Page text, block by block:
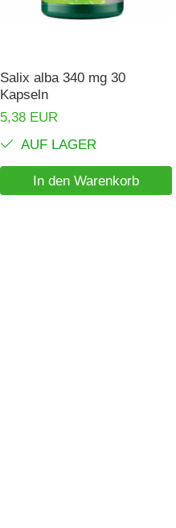
Salix alba 340 mg 30
Kapseln
5,38 EUR
AUF LAGER
In den Warenkorb